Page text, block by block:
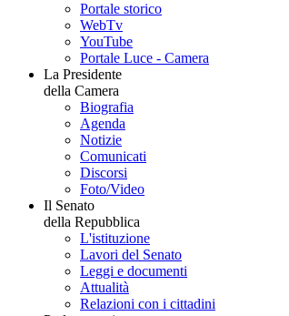
Portale storico
WebTv
YouTube
Portale Luce - Camera
La Presidente
della Camera
Biografia
Agenda
Notizie
Comunicati
Discorsi
Foto/Video
Il Senato
della Repubblica
L'istituzione
Lavori del Senato
Leggi e documenti
Attualità
Relazioni con i cittadini